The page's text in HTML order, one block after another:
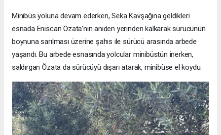
Minibüs yoluna devam ederken, Seka Kavşağına geldikleri
esnada Eniscan Özata’nın aniden yerinden kalkarak sürücünün
boynuna sarılması üzerine şahıs ile sürücü arasında arbede
yaşandı. Bu arbede esnasında yolcular minibüstün inerken,
saldırgan Özata da sürücüyü dışarı atarak, minibüse el koydu.